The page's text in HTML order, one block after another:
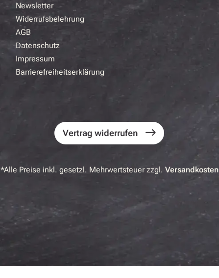
Newsletter
Widerrufsbelehrung
AGB
Datenschutz
Impressum
Barrierefreiheitserklärung
Vertrag widerrufen
*Alle Preise inkl. gesetzl. Mehrwertsteuer zzgl. Versandkosten